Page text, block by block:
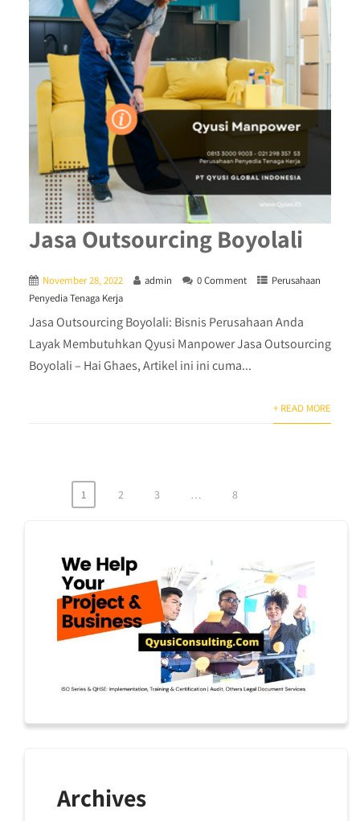
Jasa Outsourcing Boyolali
November 28, 2022 admin 0 Comment
Perusahaan
Penyedia Tenaga Kerja
Jasa Outsourcing Boyolali: Bisnis Perusahaan Anda
Layak Membutuhkan Qyusi Manpower Jasa Outsourcing
Boyolali – Hai Ghaes, Artikel ini ini cuma...
+ READ MORE
1 2 3 … 8
Archives